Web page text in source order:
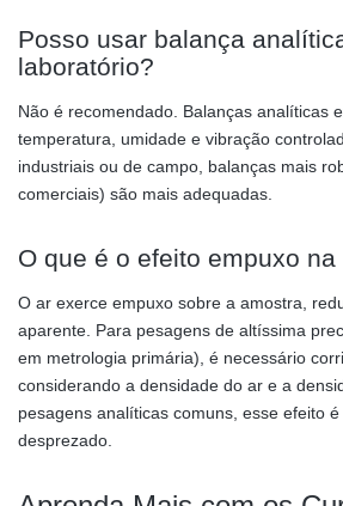
Posso usar balança
laboratório?
Não é recomendado. Balanças analíticas
temperatura, umidade e vibração
industriais ou de campo, balanças mais
comerciais) são mais adequadas.
O que é o efeito empuxo
O ar exerce empuxo sobre a amostra,
aparente. Para pesagens de altíssima
em metrologia primária), é necessário
considerando a densidade do ar e a
pesagens analíticas comuns, esse efeito
desprezado.